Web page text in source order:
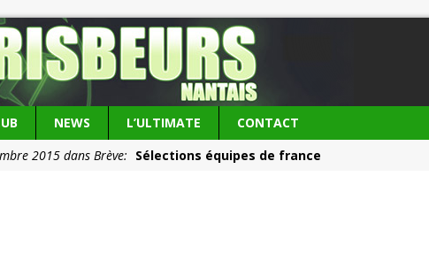
NEWS L’ULTIMATE CONTACT
2015 dans Brève: Sélections équipes de france